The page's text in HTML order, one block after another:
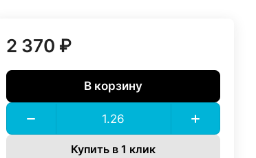
2 370 ₽
В корзину
Купить в 1 клик